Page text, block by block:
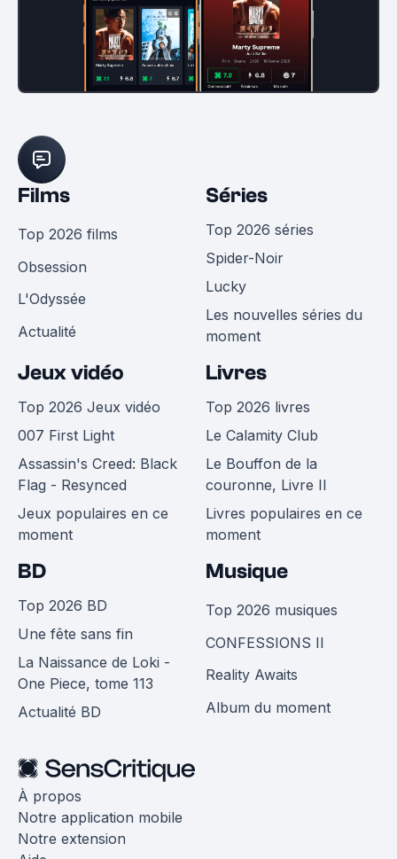
Films
Top 2026 films
Obsession
L'Odyssée
Actualité
Séries
Top 2026 séries
Spider-Noir
Lucky
Les nouvelles séries du
moment
Jeux vidéo
Top 2026 Jeux vidéo
007 First Light
Assassin's Creed: Black
Flag - Resynced
Jeux populaires en ce
moment
Livres
Top 2026 livres
Le Calamity Club
Le Bouffon de la
couronne, Livre II
Livres populaires en ce
moment
BD
Top 2026 BD
Une fête sans fin
La Naissance de Loki -
One Piece, tome 113
Actualité BD
Musique
Top 2026 musiques
CONFESSIONS II
Reality Awaits
Album du moment
À propos
Notre application mobile
Notre extension